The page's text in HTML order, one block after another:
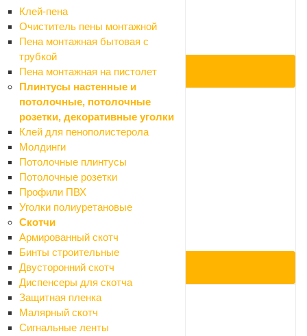
Клей-пена
Очиститель пены монтажной
Пена монтажная бытовая с
трубкой
Пена монтажная на пистолет
Плинтусы настенные и
потолочные, потолочные
розетки, декоративные уголки
Клей для пенополистерола
Молдинги
Потолочные плинтусы
Потолочные розетки
Профили ПВХ
Уголки полиуретановые
Скотчи
Армированный скотч
Бинты строительные
Двусторонний скотч
Диспенсеры для скотча
Защитная пленка
Малярный скотч
Сигнальные ленты
9 520 ₽
-10%
Экономия 952 ₽
ПОД ЗАКАЗ
Код: 089188
Писсуар Santek "Гала"
Нет в наличии
Арт.: 1.WH30.1.774
2 655 ₽
2 950 ₽
-10%
Экономия 295 ₽
Код: 049711